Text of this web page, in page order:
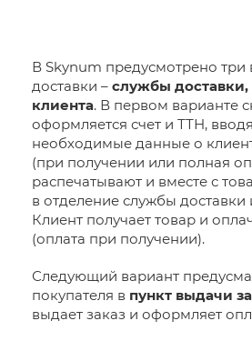
В Skynum предусмотрено три
доставки – службы
клиента. В первом варианте
оформляется счет и ТТН,
необходимые данные о
(при получении или полная
распечатывают и вместе с
в отделение службы доставки
Клиент получает товар и
(оплата при получении).
Следующий вариант
покупателя в пункт выдачи
выдает заказ и оформляет